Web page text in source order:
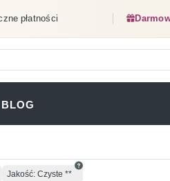
płatności
BLOG
Jakość: Czyste **